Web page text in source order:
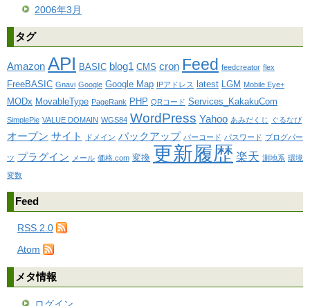
2006年3月
タグ
Amazon API BASIC blog1 CMS cron Feed feedcreator flex
FreeBASIC Gnavi Google Google Map IPアドレス latest LGM Mobile Eye+
MODx MovableType PageRank PHP QRコード Services_KakakuCom
SimplePie VALUE DOMAIN WGS84 WordPress Yahoo あみだくじ ぐるなび
オープン サイト ドメイン バックアップ バーコード パスワード ブログパー
ツ プラグイン メール 価格.com 変換 更新履歴 楽天 測地系 環境
変数
Feed
RSS 2.0
Atom
メタ情報